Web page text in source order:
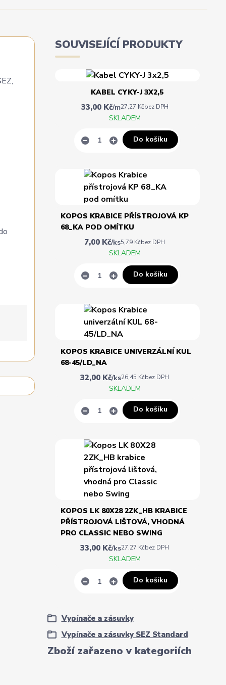
Zboží zařazeno v kategoriích
Vypínače a zásuvky
Vypínače a zásuvky SEZ Standard
SOUVISEJÍCÍ PRODUKTY
KABEL CYKY-J 3X2,5
33,00 Kč/m27,27 Kčbez DPH
SKLADEM
Do košíku
KOPOS KRABICE PŘÍSTROJOVÁ KP
68_KA POD OMÍTKU
7,00 Kč/ks5,79 Kčbez DPH
SKLADEM
Do košíku
KOPOS KRABICE UNIVERZÁLNÍ KUL
68-45/LD_NA
32,00 Kč/ks26,45 Kčbez DPH
SKLADEM
Do košíku
KOPOS LK 80X28 2ZK_HB KRABICE
PŘÍSTROJOVÁ LIŠTOVÁ, VHODNÁ
PRO CLASSIC NEBO SWING
33,00 Kč/ks27,27 Kčbez DPH
SKLADEM
Do košíku